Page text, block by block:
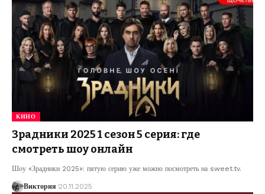
КИНО
Зрадники 2025 1 сезон 5 серия: где
смотреть шоу онлайн
Шоу «Зрадники 2025»: пятую серию уже можно посмотреть на sweet.tv.
Виктория 20.11.2025